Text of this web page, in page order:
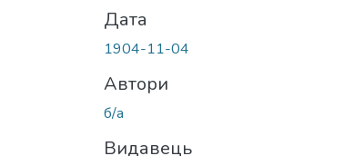
Дата
1904-11-04
Автори
б/а
Видавець